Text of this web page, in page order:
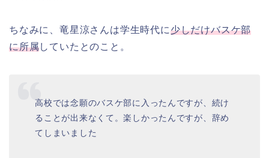
ちなみに、竜星涼さんは学生時代に少しだけバスケ部
に所属していたとのこと。
高校では念願のバスケ部に入ったんですが、続け
ることが出来なくて。楽しかったんですが、辞め
てしまいました